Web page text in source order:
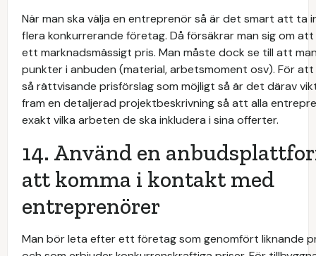
När man ska välja en entreprenör så är det smart att ta
flera konkurrerande företag. Då försäkrar man sig om
ett marknadsmässigt pris. Man måste dock se till att
punkter i anbuden (material, arbetsmoment osv). För
så rättvisande prisförslag som möjligt så är det därav
fram en detaljerad projektbeskrivning så att alla
exakt vilka arbeten de ska inkludera i sina offerter.
14. Använd en
att komma i kontakt med
entreprenörer
Man bör leta efter ett företag som genomfört liknande